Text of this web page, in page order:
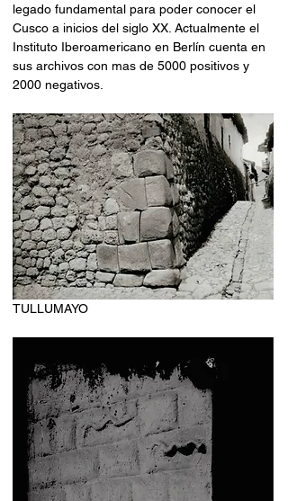
legado fundamental para poder conocer el
Cusco a inicios del siglo XX. Actualmente el
Instituto Iberoamericano en Berlín cuenta en
sus archivos con mas de 5000 positivos y
2000 negativos.
TULLUMAYO